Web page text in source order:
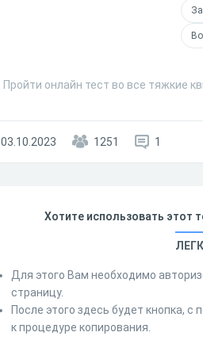
Пройти онлайн тест во все тяжкие
03.10.2023 1251 1
Хотите использовать этот
Для этого Вам необходимо
страницу.
После этого здесь будет кнопка,
к процедуре копирования.